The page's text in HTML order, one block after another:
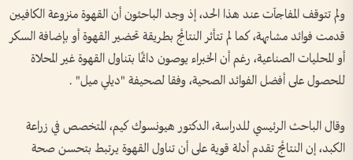
ولم تتوقف المفاجآت عند هذا الحد، إذ وجد الباحثون أن القهوة منزوعة الكافيين
قدمت فوائد مشابهة، كما لم تتأثر النتائج بطريقة تحضير القهوة أو بإضافة السكر
أو المحليات الصناعية، رغم أن الخبراء يوصون دائمًا بتناول القهوة غير المحلاة
للحصول على أفضل الفوائد الصحية، وفقا لصحيفة "ديلي ميل" .
وقال الباحث الرئيسي للدراسة، الدكتور هيونسوك كيم، المتخصص في زراعة
الكبد، إن النتائج تقدم أدلة قوية على أن تناول القهوة يرتبط بتحسن صحة